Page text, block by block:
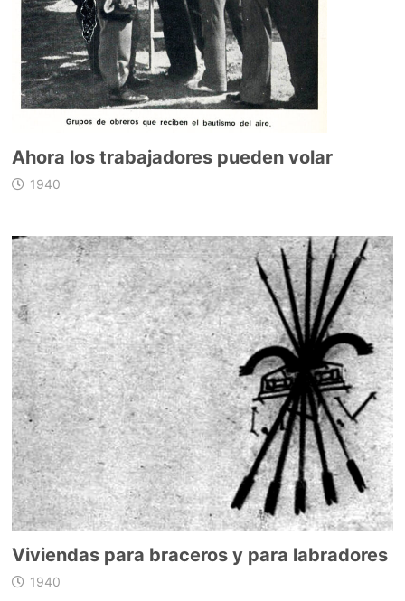
Ahora los trabajadores pueden volar
1940
Viviendas para braceros y para labradores
1940